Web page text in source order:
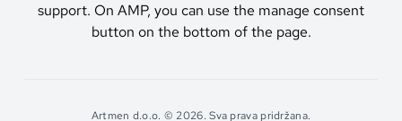
support. On AMP, you can use the manage consent
button on the bottom of the page.
Artmen d.o.o. © 2026. Sva prava pridržana.